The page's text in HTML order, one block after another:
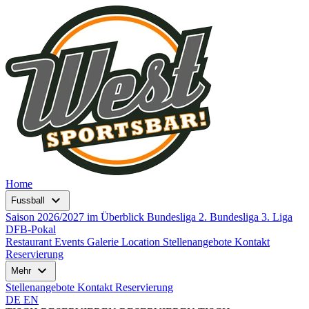
Home
Fussball expand_more
Saison 2026/2027 im Überblick Bundesliga 2. Bundesliga 3. Liga
DFB-Pokal
Restaurant Events Galerie Location Stellenangebote Kontakt
Reservierung
Mehr expand_more
Stellenangebote Kontakt Reservierung
DE EN